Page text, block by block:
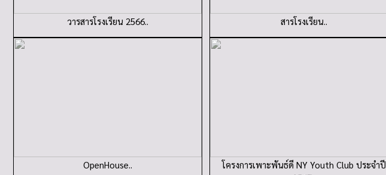
วารสารโรงเรียน 2566.. สารโรงเรียน..
OpenHouse..
โครงการเพาะพันธ์ดี NY Youth Club ประจำปี